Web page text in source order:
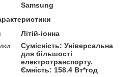
Samsung
Літій-іонна
Сумісність: Універсальна
для більшості
електротранспорту.
Ємність: 158.4 Вт*год